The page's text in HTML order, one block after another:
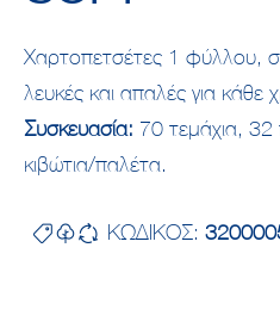
Χαρτοπετσέτες 1 φύλλου,
λευκές και απαλές για κάθε
Συσκευασία: 70 τεμάχια, 32
κιβώτια/παλέτα.
ΚΩΔΙΚΟΣ: